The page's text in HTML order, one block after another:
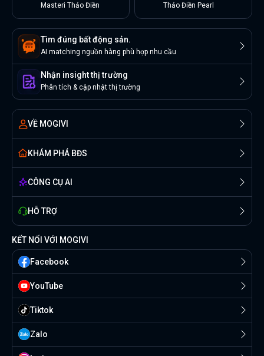
Masteri Thảo Điền
Thảo Điền Pearl
Tìm đúng bất động sản.
AI matching nguồn hàng phù hợp nhu cầu
Nhận insight thị trường
Phân tích & cập nhật thị trường
VỀ MOGIVI
KHÁM PHÁ BĐS
CÔNG CỤ AI
HỖ TRỢ
KẾT NỐI VỚI MOGIVI
Facebook
YouTube
Tiktok
Zalo